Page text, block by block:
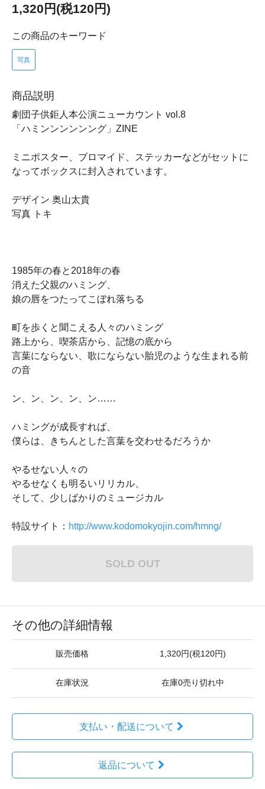
1,320円(税120円)
この商品のキーワード
写真
商品説明
劇団子供鉅人本公演ニューカウント vol.8
「ハミンンンンンング」ZINE
ミニポスター、ブロマイド、ステッカーなどがセットに
なってボックスに封入されています。
デザイン 奥山太貴
写真 トキ
1985年の春と2018年の春
消えた父親のハミング、
娘の唇をつたってこぼれ落ちる
町を歩くと聞こえる人々のハミング
路上から、喫茶店から、記憶の底から
言葉にならない、歌にならない胎児のような生まれる前
の音
ン、ン、ン、ン、ン……
ハミングが成長すれば、
僕らは、きちんとした言葉を交わせるだろうか
やるせない人々の
やるせなくも明るいリリカル、
そして、少しばかりのミュージカル
特設サイト： http://www.kodomokyojin.com/hmng/
SOLD OUT
その他の詳細情報
販売価格 1,320円(税120円)
在庫状況 在庫0売り切れ中
支払い・配送について
返品について